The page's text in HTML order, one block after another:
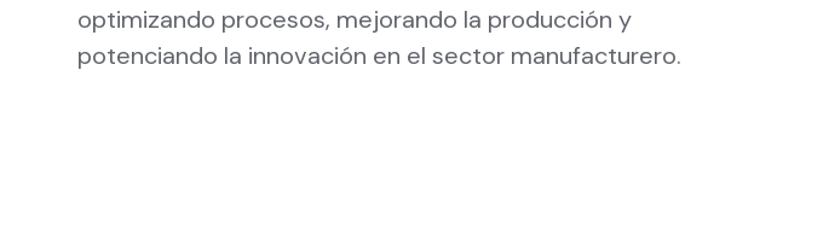
optimizando procesos, mejorando la producción y
potenciando la innovación en el sector manufacturero.